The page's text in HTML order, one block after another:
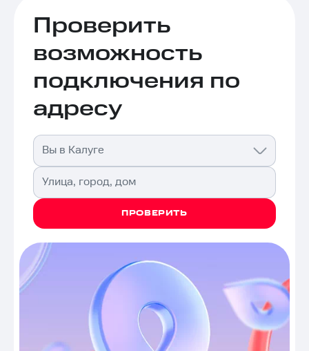
Проверить
возможность
подключения по
адресу
Вы в Калуге
Улица, город, дом
ПРОВЕРИТЬ